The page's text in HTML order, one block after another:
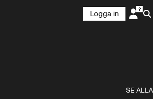
Logga in
SE ALLA